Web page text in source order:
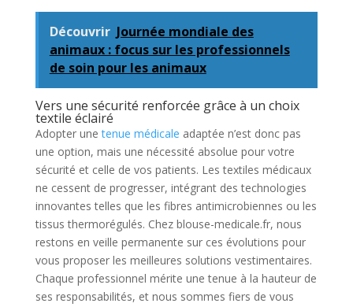
Découvrir Journée mondiale des
animaux : focus sur les professionnels
de soin pour les animaux
Vers une sécurité renforcée grâce à un choix
textile éclairé
Adopter unetenue médicale adaptée n’est donc pas
une option, mais une nécessité absolue pour votre
sécurité et celle de vos patients. Les textiles médicaux
ne cessent de progresser, intégrant des technologies
innovantes telles que les fibres antimicrobiennes ou les
tissus thermorégulés. Chez blouse-medicale.fr, nous
restons en veille permanente sur ces évolutions pour
vous proposer les meilleures solutions vestimentaires.
Chaque professionnel mérite une tenue à la hauteur de
ses responsabilités, et nous sommes fiers de vous